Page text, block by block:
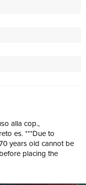
alla cop.,
es. ***Due to
years old cannot be
placing the